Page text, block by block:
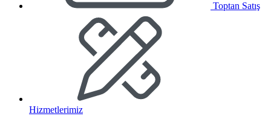
Toptan Satış
Hizmetlerimiz